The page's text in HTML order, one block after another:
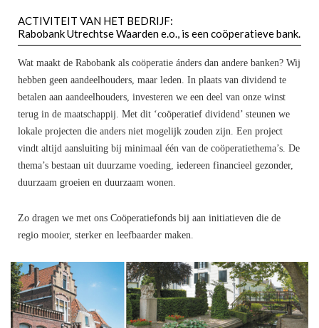
ACTIVITEIT VAN HET BEDRIJF:
Rabobank Utrechtse Waarden e.o., is een coöperatieve bank.
Wat maakt de Rabobank als coöperatie ánders dan andere banken? Wij
hebben geen aandeelhouders, maar leden. In plaats van dividend te
betalen aan aandeelhouders, investeren we een deel van onze winst
terug in de maatschappij. Met dit ‘coöperatief dividend’ steunen we
lokale projecten die anders niet mogelijk zouden zijn. Een project
vindt altijd aansluiting bij minimaal één van de coöperatiethema’s. De
thema’s bestaan uit duurzame voeding, iedereen financieel gezonder,
duurzaam groeien en duurzaam wonen.
Zo dragen we met ons Coöperatiefonds bij aan initiatieven die de
regio mooier, sterker en leefbaarder maken.